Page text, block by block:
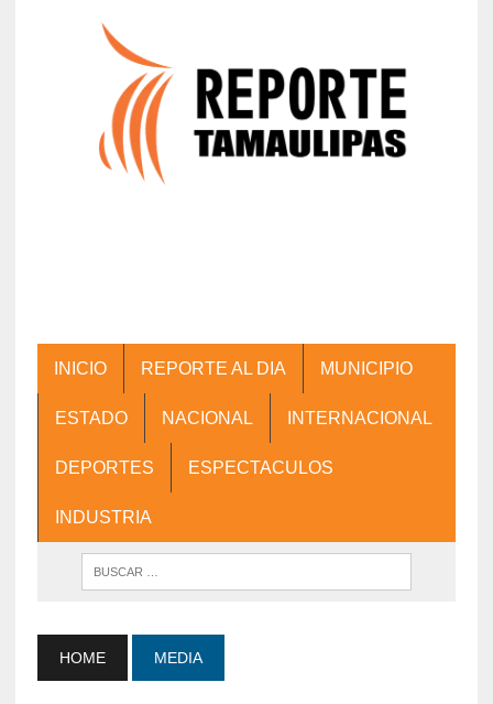
INICIO REPORTE AL DIA MUNICIPIO
ESTADO NACIONAL INTERNACIONAL
DEPORTES ESPECTACULOS
INDUSTRIA
HOME MEDIA